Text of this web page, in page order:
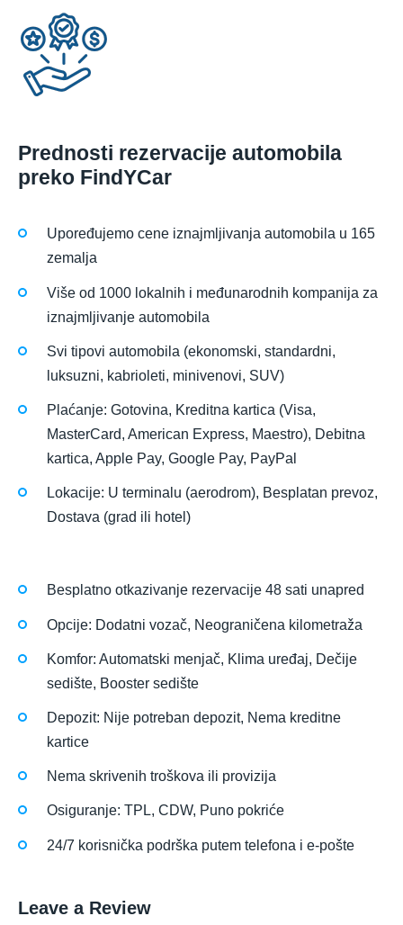
Prednosti rezervacije automobila
preko FindYCar
Upoređujemo cene iznajmljivanja automobila u 165
zemalja
Više od 1000 lokalnih i međunarodnih kompanija za
iznajmljivanje automobila
Svi tipovi automobila (ekonomski, standardni,
luksuzni, kabrioleti, minivenovi, SUV)
Plaćanje: Gotovina, Kreditna kartica (Visa,
MasterCard, American Express, Maestro), Debitna
kartica, Apple Pay, Google Pay, PayPal
Lokacije: U terminalu (aerodrom), Besplatan prevoz,
Dostava (grad ili hotel)
Besplatno otkazivanje rezervacije 48 sati unapred
Opcije: Dodatni vozač, Neograničena kilometraža
Komfor: Automatski menjač, Klima uređaj, Dečije
sedište, Booster sedište
Depozit: Nije potreban depozit, Nema kreditne
kartice
Nema skrivenih troškova ili provizija
Osiguranje: TPL, CDW, Puno pokriće
24/7 korisnička podrška putem telefona i e-pošte
Leave a Review